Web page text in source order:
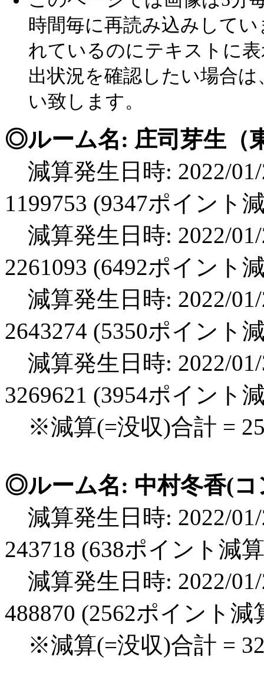
時間毎に再読み込みして
れているのにテキストに
出状況を確認したい場合
い致します。
◎ルーム名: 庄司芽生（
減算発生日時: 2022/
1199753 (9347ポイント
減算発生日時: 2022/
2261093 (6492ポイント
減算発生日時: 2022/
2643274 (5350ポイント
減算発生日時: 2022/
3269621 (3954ポイント
※減算(=没収)合計 =
◎ルーム名: 中村冬香(
減算発生日時: 2022/
243718 (638ポイント減
減算発生日時: 2022/
488870 (2562ポイント減
※減算(=没収)合計 =